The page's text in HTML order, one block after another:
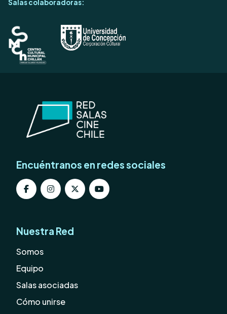
Salas colaboradoras:
Encuéntranos en redes sociales
Nuestra Red
Somos
Equipo
Salas asociadas
Cómo unirse